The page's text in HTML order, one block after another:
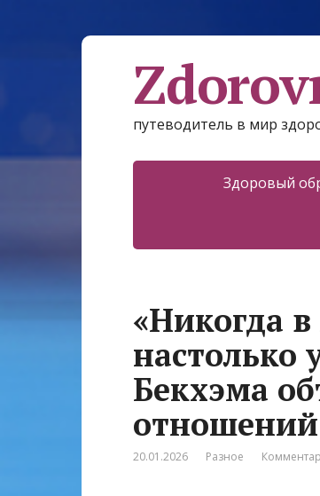
путеводитель в мир
Здоровый
«Никогда
Бекхэма
20.01.2026 Разное